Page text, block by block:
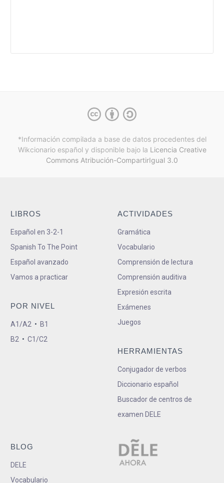
*Información compilada a base de datos procedentes del
Wikcionario español y disponible bajo la Licencia Creative
Commons Atribución-CompartirIgual 3.0
LIBROS
Español en 3-2-1
Spanish To The Point
Español avanzado
Vamos a practicar
POR NIVEL
A1/A2 • B1
B2 • C1/C2
ACTIVIDADES
Gramática
Vocabulario
Comprensión de lectura
Comprensión auditiva
Expresión escrita
Exámenes
Juegos
HERRAMIENTAS
Conjugador de verbos
Diccionario español
Buscador de centros de
examen DELE
BLOG
DELE
Vocabulario